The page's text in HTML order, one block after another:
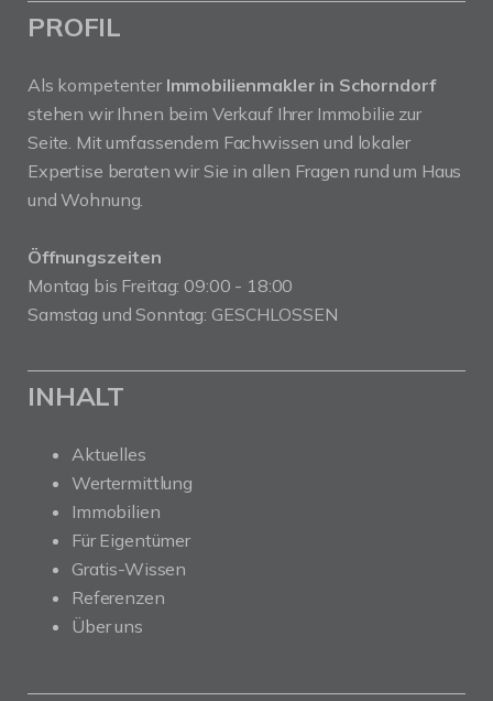
PROFIL
Als kompetenter Immobilienmakler in Schorndorf
stehen wir Ihnen beim Verkauf Ihrer Immobilie zur
Seite. Mit umfassendem Fachwissen und lokaler
Expertise beraten wir Sie in allen Fragen rund um Haus
und Wohnung.
Öffnungszeiten
Montag bis Freitag: 09:00 - 18:00
Samstag und Sonntag: GESCHLOSSEN
INHALT
Aktuelles
Wertermittlung
Immobilien
Für Eigentümer
Gratis-Wissen
Referenzen
Über uns